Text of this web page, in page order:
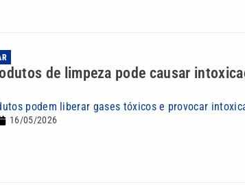
de limpeza pode causar
podem liberar gases tóxicos e provocar
16/05/2026